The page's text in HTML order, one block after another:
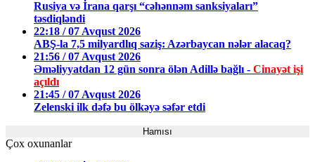
Rusiya və İrana qarşı “cəhənnəm sanksiyaları”
təsdiqləndi
22:18 / 07 Avqust 2026
ABŞ-la 7,5 milyardlıq saziş: Azərbaycan nələr alacaq?
21:56 / 07 Avqust 2026
Əməliyyatdan 12 gün sonra ölən Adillə bağlı - Cinayət işi
açıldı
21:45 / 07 Avqust 2026
Zelenski ilk dəfə bu ölkəyə səfər etdi
Hamısı
Çox oxunanlar